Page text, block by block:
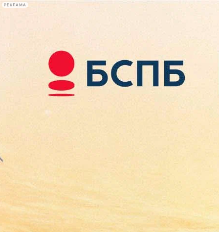
РЕКЛАМА
Сегодня:
2026.08.07
10:01
Афиша Plus